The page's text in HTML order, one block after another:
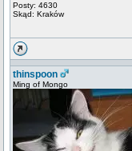
Posty: 4630
Skąd: Kraków
thinspoon
Ming of Mongo